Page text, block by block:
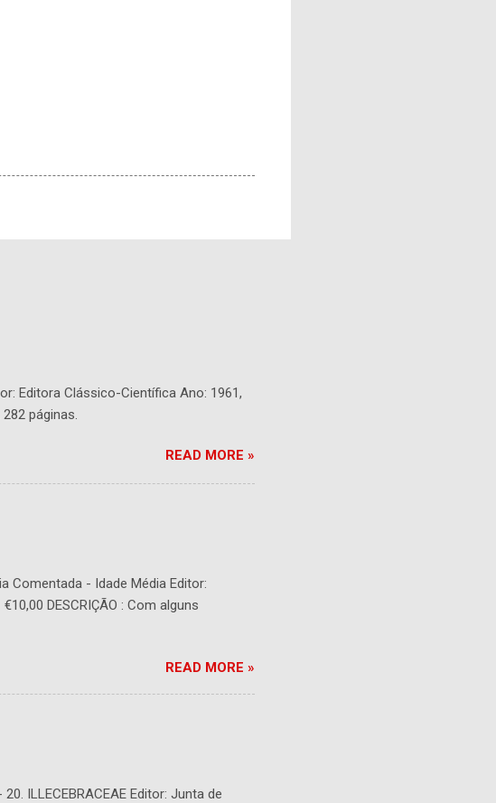
Editora Clássico-Científica Ano: 1961,
páginas.
READ MORE »
Comentada - Idade Média Editor:
DESCRIÇÃO : Com alguns
READ MORE »
ILLECEBRACEAE Editor: Junta de